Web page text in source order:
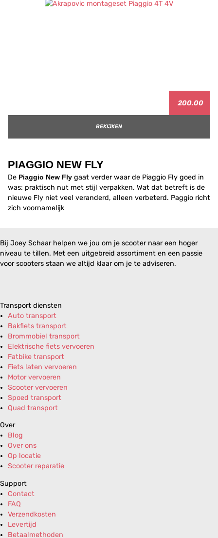
200.00
BEKIJKEN
PIAGGIO NEW FLY
De Piaggio New Fly gaat verder waar de Piaggio Fly goed in
was: praktisch nut met stijl verpakken. Wat dat betreft is de
nieuwe Fly niet veel veranderd, alleen verbeterd. Paggio richt
zich voornamelijk
Bij Joey Schaar helpen we jou om je scooter naar een hoger
niveau te tillen. Met een uitgebreid assortiment en een passie
voor scooters staan we altijd klaar om je te adviseren.
Transport diensten
Auto transport
Bakfiets transport
Brommobiel transport
Elektrische fiets vervoeren
Fatbike transport
Fiets laten vervoeren
Motor vervoeren
Scooter vervoeren
Spoed transport
Quad transport
Over
Blog
Over ons
Op locatie
Scooter reparatie
Support
Contact
FAQ
Verzendkosten
Levertijd
Betaalmethoden